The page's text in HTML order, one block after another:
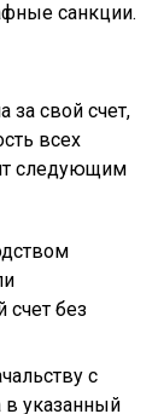
санкции.
за свой счет,
всех
следующим
счет без
с
в указанный